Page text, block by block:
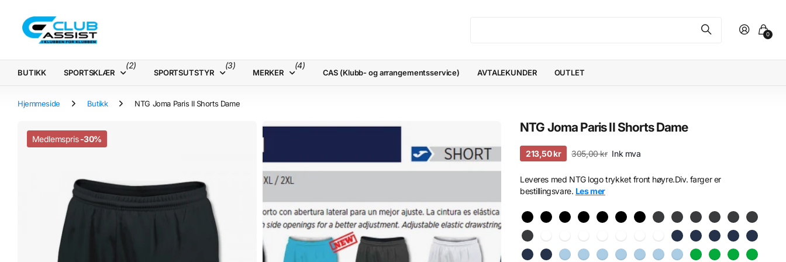
0
BUTIKK SPORTSKLÆR
(2)
SPORTSUTSTYR
(3)
MERKER
(4)
CAS (Klubb- og arrangementsservice) AVTALEKUNDER OUTLET
Hjemmeside Butikk NTG Joma Paris II Shorts Dame
Medlemspris-30%
NTG Joma Paris II Shorts Dame
213,50 kr 305,00 kr Ink mva
Leveres med NTG logo trykket front høyre.Div. farger er
bestillingsvare. Les mer